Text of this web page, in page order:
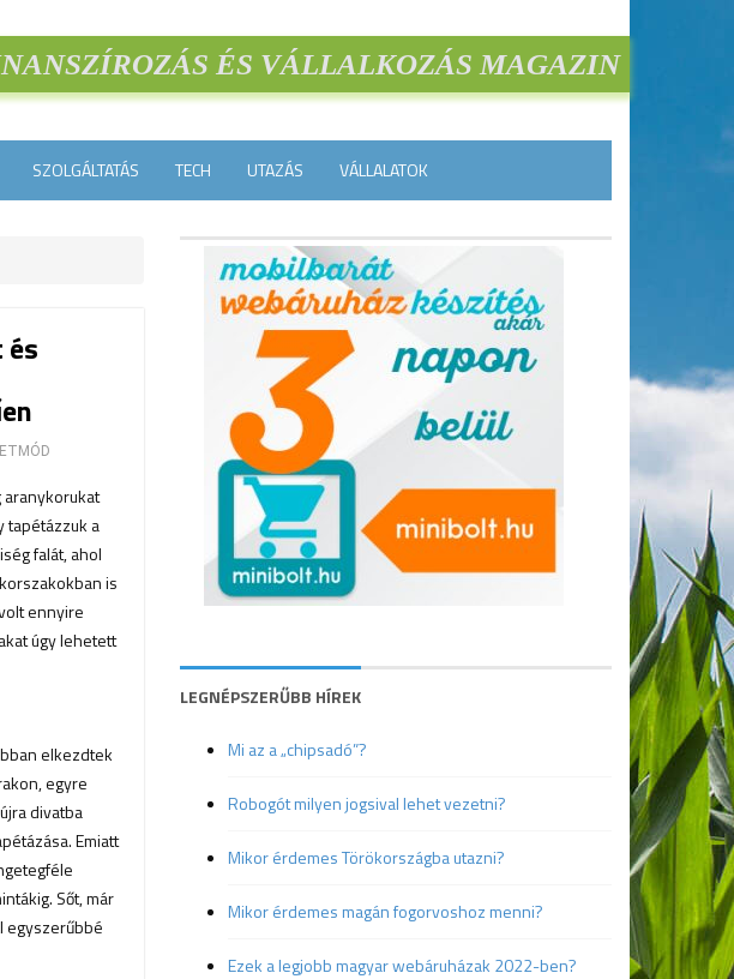
ÉS VÁLLALKOZÁS MAGAZIN
SZOLGÁLTATÁS TECH UTAZÁS VÁLLALATOK
tapétázzuk a
falát, ahol
is
ennyire
úgy lehetett
elkezdtek
egyre
divatba
Emiatt
Sőt, már
egyszerűbbé
LEGNÉPSZERŰBB HÍREK
Mi az a „chipsadó”?
Robogót milyen jogsival lehet vezetni?
Mikor érdemes Törökországba utazni?
Mikor érdemes magán fogorvoshoz menni?
Ezek a legjobb magyar webáruházak 2022-ben?